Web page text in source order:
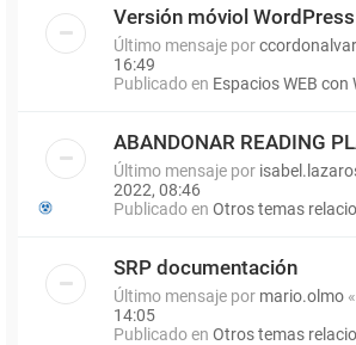
Versión móviol WordPress
Último mensaje por
16:49
Publicado en Espacios WEB con
ABANDONAR READING
Último mensaje por
2022, 08:46
Publicado en Otros temas
SRP documentación
Último mensaje por mario.olmo «
14:05
Publicado en Otros temas